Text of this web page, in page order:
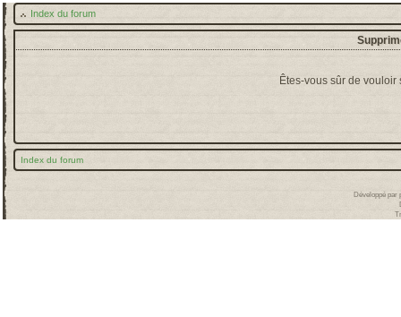
Index du forum
Êtes-vous sûr de
Index du forum
Développé par